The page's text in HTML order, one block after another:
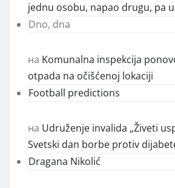
jednu osobu, napao drugu, pa
Dno, dna
на Komunalna inspekcija
otpada na očišćenoj lokaciji
Football predictions
на Udruženje invalida „Živeti
Svetski dan borbe protiv
Dragana Nikolić